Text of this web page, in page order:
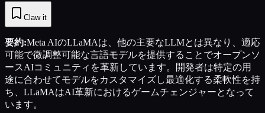
Claw it
要約:Meta AIのLLaMAは、他の主要なLLMとは異なり、適応
可能で微調整可能な言語モデルを提供することでオープンソ
ースAIコミュニティを革新しています。開発者は特定の用
途に合わせてモデルをカスタマイズし最適化する柔軟性を持
ち、LLaMAはAI革新におけるゲームチェンジャーとなって
います。